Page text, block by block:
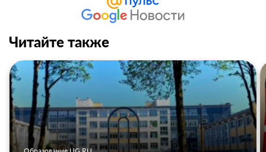
Читайте также